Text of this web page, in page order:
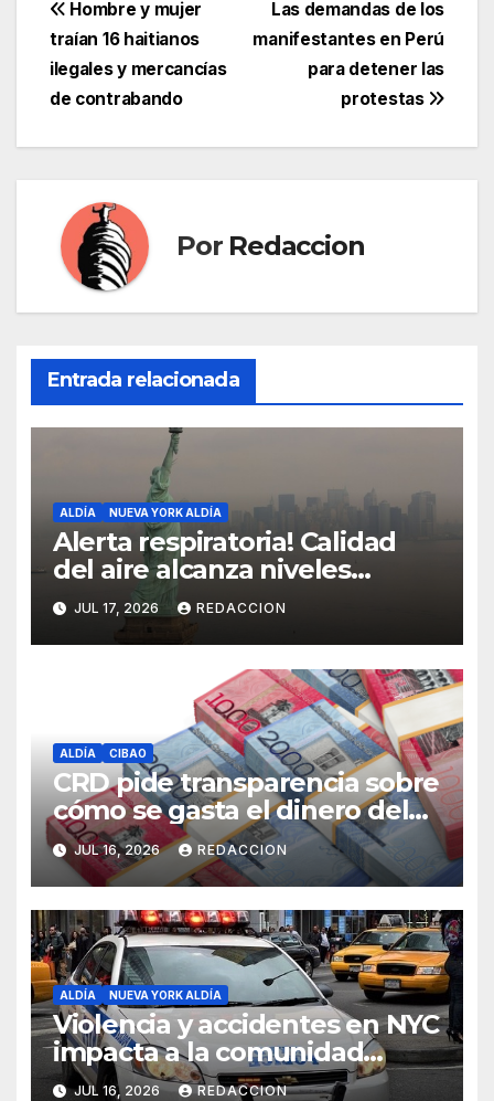
Navegación
de
entradas
Las demandas de los
manifestantes en Perú
para detener las
protestas
Hombre y mujer
traían 16 haitianos
ilegales y mercancías
de contrabando
Por Redaccion
Entrada relacionada
ALDÍA NUEVA YORK ALDÍA
Alerta respiratoria! Calidad
del aire alcanza niveles
peligrosos en NYC
JUL 17, 2026 REDACCION
ALDÍA CIBAO
CRD pide transparencia sobre
cómo se gasta el dinero del
Seguro Familiar de Salud
JUL 16, 2026 REDACCION
ALDÍA NUEVA YORK ALDÍA
Violencia y accidentes en NYC
impacta a la comunidad
dominicana
JUL 16, 2026 REDACCION